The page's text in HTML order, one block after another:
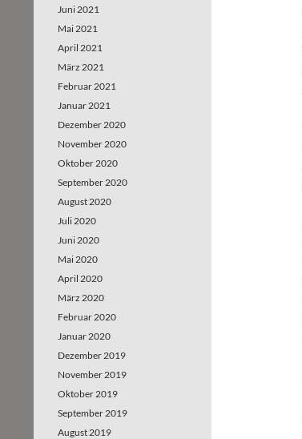
Juni 2021
Mai 2021
April 2021
März 2021
Februar 2021
Januar 2021
Dezember 2020
November 2020
Oktober 2020
September 2020
August 2020
Juli 2020
Juni 2020
Mai 2020
April 2020
März 2020
Februar 2020
Januar 2020
Dezember 2019
November 2019
Oktober 2019
September 2019
August 2019